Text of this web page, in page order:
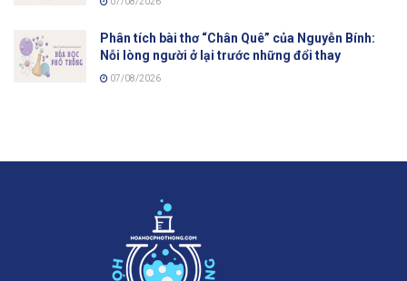
Phân tích bài thơ “Chân Quê” của Nguyễn Bính:
Nỗi lòng người ở lại trước những đổi thay
07/08/2026